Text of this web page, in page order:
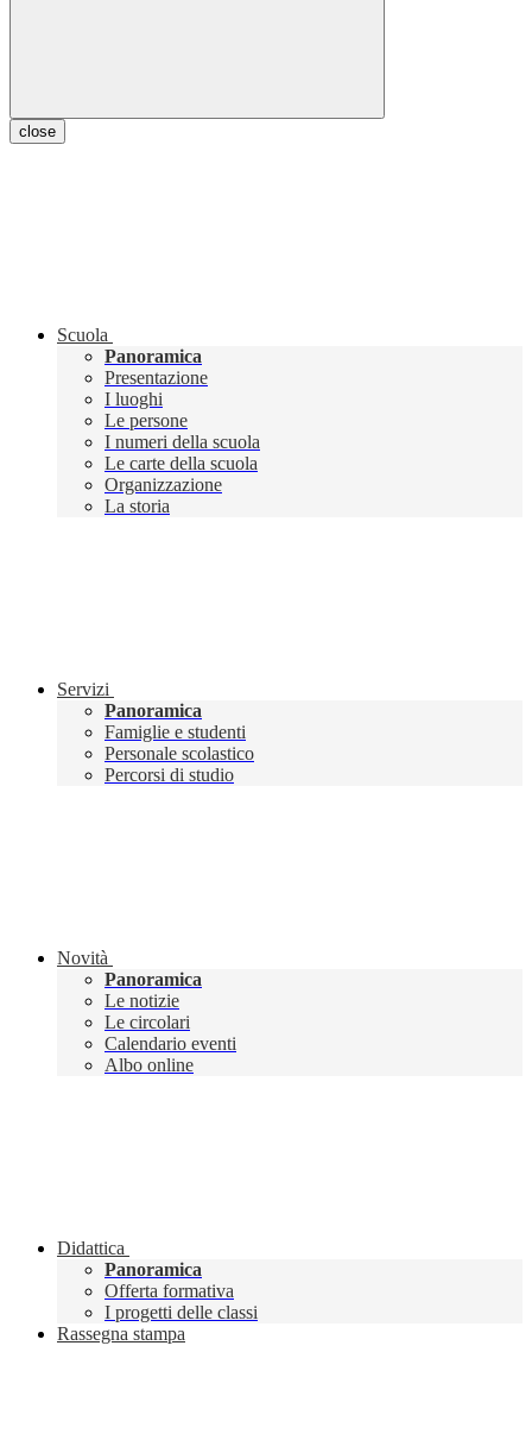
close
Scuola
Panoramica
Presentazione
I luoghi
Le persone
I numeri della scuola
Le carte della scuola
Organizzazione
La storia
Servizi
Panoramica
Famiglie e studenti
Personale scolastico
Percorsi di studio
Novità
Panoramica
Le notizie
Le circolari
Calendario eventi
Albo online
Didattica
Panoramica
Offerta formativa
I progetti delle classi
Rassegna stampa